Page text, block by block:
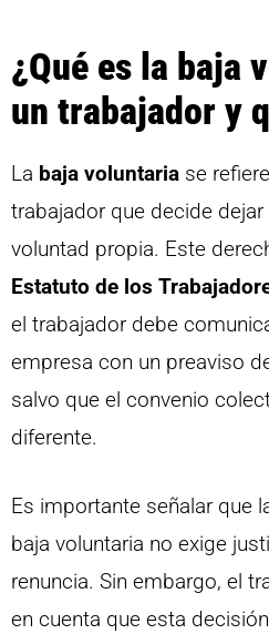
¿Qué es la baja
un trabajador y
La baja voluntaria se
trabajador que decide
voluntad propia. Este
Estatuto de los
el trabajador debe
empresa con un preaviso
salvo que el convenio
diferente.
Es importante señalar que
baja voluntaria no exige
renuncia. Sin embargo, el
en cuenta que esta